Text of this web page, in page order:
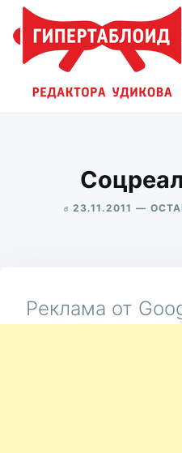
Перейти
содержимому
Искать:
в 23.11.2011
Реклама от